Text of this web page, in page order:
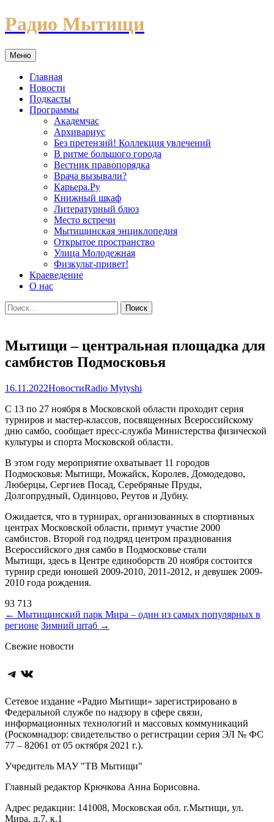
Перейти
к
Радио Мытищи
Меню
Главная
Новости
Подкасты
Программы
Академчас
Архивариус
Без претензий! Коллекция увлечений
В ритме большого города
Вестник правопорядка
Врача вызывали?
Карьера.Ру
Книжный шкаф
Литературный блюз
Место встречи
Мытищинская энциклопедия
Открытое пространство
Улица Молодежная
Физкульт-привет!
Краеведение
О нас
Найти:
Мытищи – центральная площадка для
самбистов Подмосковья
16.11.2022НовостиRadio Mytyshi
С 13 по 27 ноября в Московской области проходит серия
турниров и мастер-классов, посвященных Всероссийскому
дню самбо, сообщает пресс-служба Министерства физической
культуры и спорта Московской области.
В этом году мероприятие охватывает 11 городов
Подмосковья: Мытищи, Можайск, Королев, Домодедово,
Люберцы, Сергиев Посад, Серебряные Пруды,
Долгопрудный, Одинцово, Реутов и Дубну.
Ожидается, что в турнирах, организованных в спортивных
центрах Московской области, примут участие 2000
самбистов. Второй год подряд центром празднования
Всероссийского дня самбо в Подмосковье стали
Мытищи, здесь в Центре единоборств 20 ноября состоится
турнир среди юношей 2009-2010, 2011-2012, и девушек 2009-
2010 года рождения.
93 713
Навигация
по
записям
← Мытищинский парк Мира – один из самых популярных в
регионе Зимний штаб →
Свежие новости
Telegram
ВКонтакте
Сетевое издание «Радио Мытищи» зарегистрировано в
Федеральной службе по надзору в сфере связи,
информационных технологий и массовых коммуникаций
(Роскомнадзор: свидетельство о регистрации серия ЭЛ № ФС
77 – 82061 от 05 октября 2021 г.).
Учредитель МАУ "ТВ Мытищи"
Главный редактор Крючкова Анна Борисовна.
Адрес редакции: 141008, Московская обл. г.Мытищи, ул.
Мира, д.7, к.1